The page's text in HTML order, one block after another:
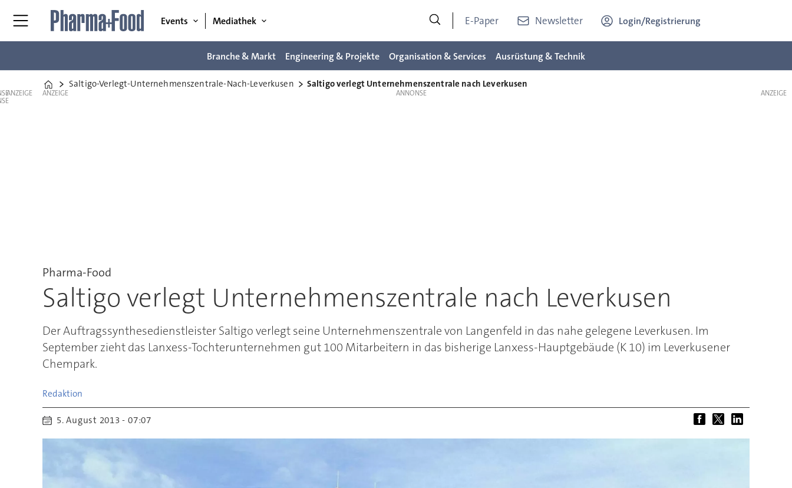
Events Mediathek E-Paper Newsletter Login/Registrierung
Branche & Markt Engineering & Projekte Organisation & Services Ausrüstung & Technik
Home
Saltigo-Verlegt-Unternehmenszentrale-Nach-Leverkusen Saltigo verlegt Unternehmenszentrale nach Leverkusen
ANZEIGE ANZEIGE
Pharma-Food
Saltigo verlegt Unternehmenszentrale nach Leverkusen
Der Auftragssynthesedienstleister Saltigo verlegt seine Unternehmenszentrale von Langenfeld in das nahe gelegene Leverkusen. Im
September zieht das Lanxess-Tochterunternehmen gut 100 Mitarbeitern in das bisherige Lanxess-Hauptgebäude (K 10) im Leverkusener
Chempark.
Redaktion
5. August 2013 - 07:07
ANZEIGE